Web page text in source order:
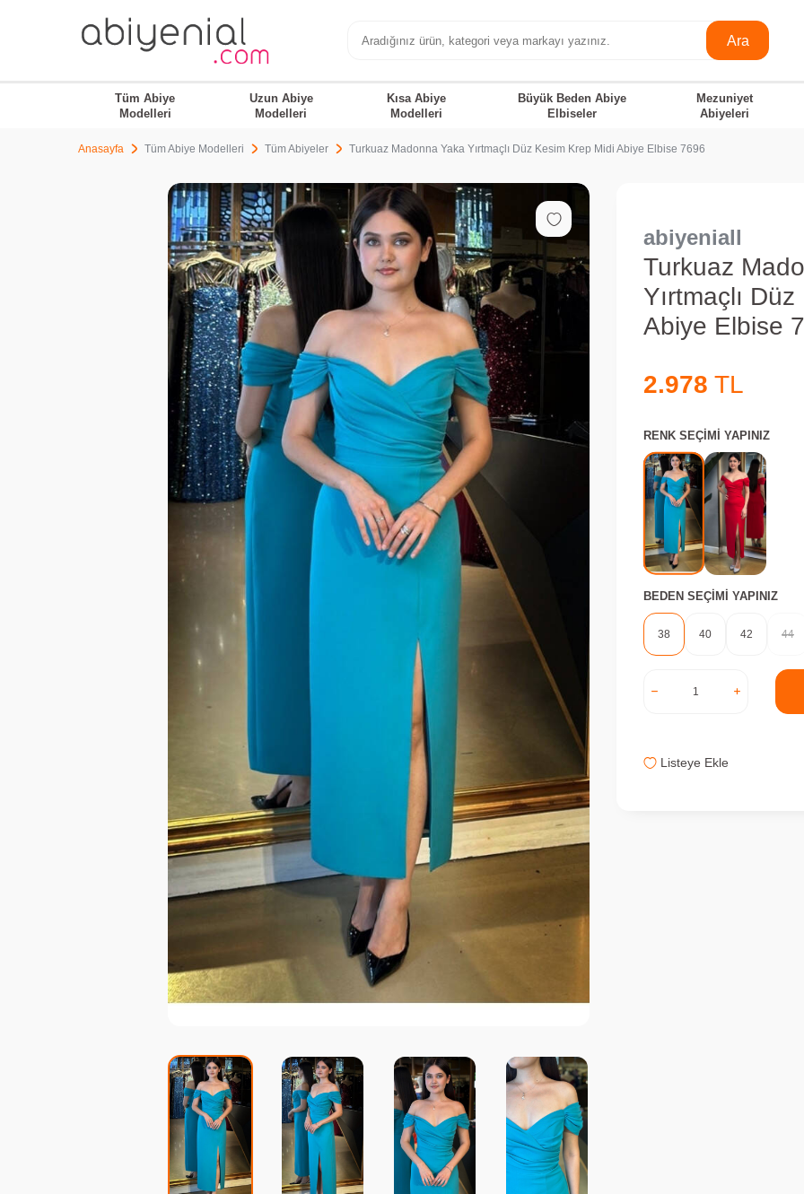
Ara
Tüm Abiye
Modelleri
Uzun Abiye
Modelleri
Kısa Abiye
Modelleri
Büyük Beden Abiye
Elbiseler
Mezuniyet
Abiyeleri
Anasayfa Tüm Abiye Modelleri Tüm Abiyeler Turkuaz Madonna Yaka Yırtmaçlı Düz Kesim Krep Midi Abiye Elbise 7696
abiyeniall
Turkuaz
Yırtmaçlı
Abiye Elbise
2.978 TL
RENK SEÇIMI YAPINIZ
BEDEN SEÇIMI YAPINIZ
38 40 42 44
Listeye Ekle